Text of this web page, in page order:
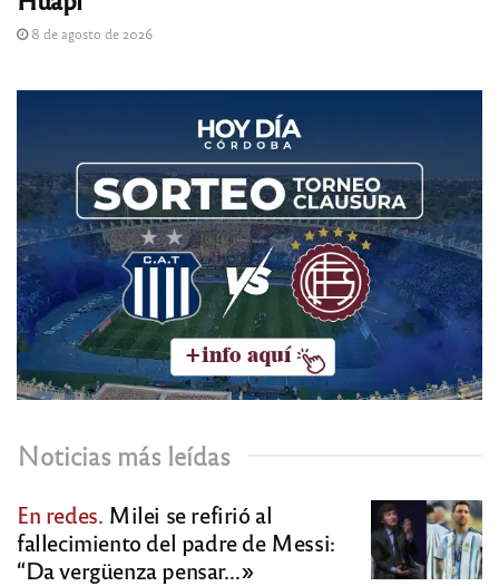
8 de agosto de 2026
Noticias más leídas
En redes. Milei se refirió al
fallecimiento del padre de Messi:
“Da vergüenza pensar…»